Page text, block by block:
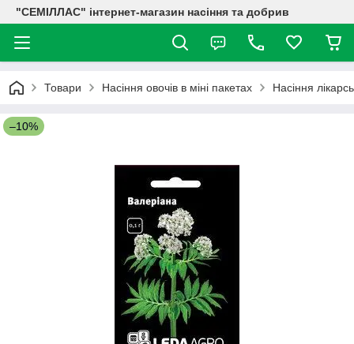
"СЕМІЛЛАС" інтернет-магазин насіння та добрив
Товари Насіння овочів в міні пакетах Насіння
–10%